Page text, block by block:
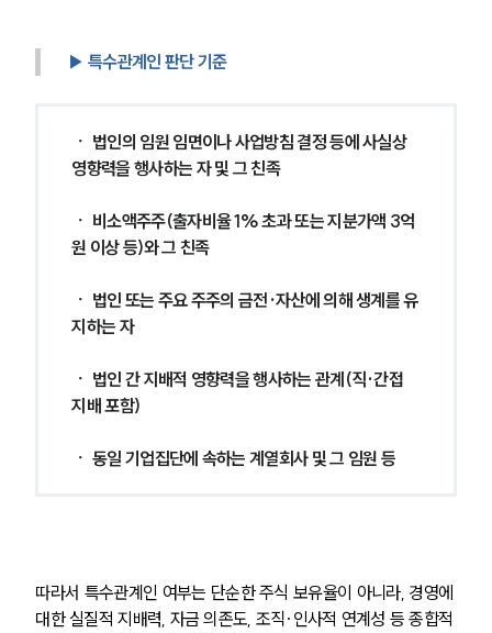
▶ 특수관계인 판단 기준
ㆍ 법인의 임원 임면이나 사업방침 결정 등에 사실상
영향력을 행사하는 자 및 그 친족
ㆍ 비소액주주(출자비율 1% 초과 또는 지분가액 3억
원 이상 등)와 그 친족
ㆍ 법인 또는 주요 주주의 금전·자산에 의해 생계를 유
지하는 자
ㆍ 법인 간 지배적 영향력을 행사하는 관계(직·간접
지배 포함)
ㆍ 동일 기업집단에 속하는 계열회사 및 그 임원 등
따라서 특수관계인 여부는 단순한 주식 보유율이 아니라, 경영에
대한 실질적 지배력, 자금 의존도, 조직·인사적 연계성 등 종합적